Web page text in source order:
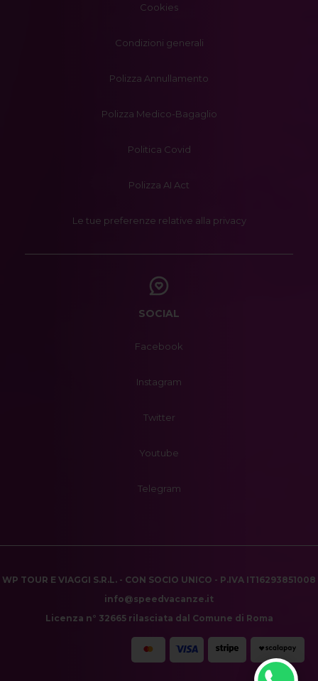
Cookies
Condizioni generali
Polizza Annullamento
Polizza Medico-Bagaglio
Politica Covid
Polizza AI Act
Le tue preferenze relative alla privacy
SOCIAL
Facebook
Instagram
Twitter
Youtube
Telegram
WP TOUR E VIAGGI S.R.L. - CON SOCIO UNICO - P.IVA IT16293851008
info@speedvacanze.it
Licenza n° 32665 rilasciata dal Comune di Roma